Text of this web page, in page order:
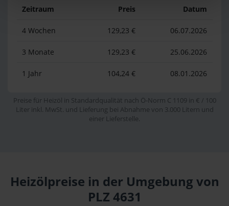
Zeitraum Preis Datum
4 Wochen 129,23 € 06.07.2026
3 Monate 129,23 € 25.06.2026
1 Jahr 104,24 € 08.01.2026
Preise für Heizöl in Standardqualität nach Ö-Norm C 1109 in € / 100
Liter inkl. MwSt. und Lieferung bei Abnahme von 3.000 Litern und
einer Lieferstelle.
Heizölpreise in der Umgebung von
PLZ 4631